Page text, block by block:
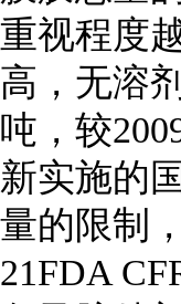
重视程度
高，无溶
吨，较
新实施的
量的限制
21FDA